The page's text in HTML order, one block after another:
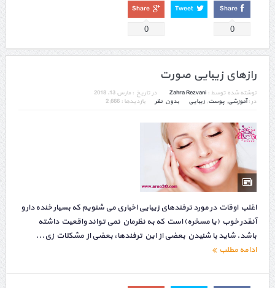
Share
0
Tweet
Share
0
رازهای زیبایی صورت
نوشته شده توسط : Zahra Rezvani در تاریخ : مارس 13, 2018
در :آموزشی, پوست, زیبایی بدون نظر بازدیدها : 2,666
اغلب اوقات در مورد ترفندهای زیبایی اخباری می شنویم که بسیار خنده دار و
آنقدر خوب (یا مسخره) است که به نظرمان نمی تواند واقعیت داشته
باشد. شاید با شنیدن بعضی از این ترفندها، بعضی از مشکلات زی...
ادامه مطلب